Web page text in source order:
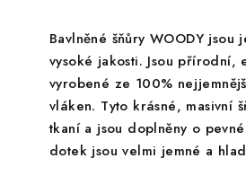
Bavlněné šňůry WOODY jsou
vysoké jakosti. Jsou přírodní,
vyrobené ze 100%
vláken. Tyto krásné, masivní
tkaní a jsou doplněny o
dotek jsou velmi jemné a